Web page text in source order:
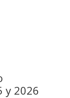
y 2026